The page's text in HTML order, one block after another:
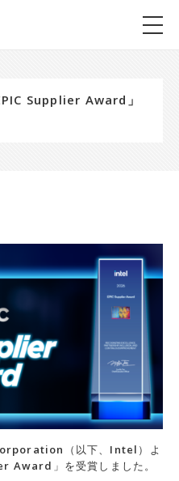
Supplier Award」
（以下、Intel）よ
Award」を受賞しました。